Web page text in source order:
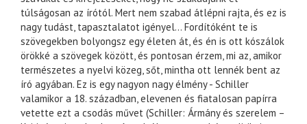
túlságosan az írótól. Mert nem szabad átlépni rajta, és ez is
nagy tudást, tapasztalatot igényel… Fordítóként te is
szövegekben bolyongsz egy életen át, és én is ott kószálok
örökké a szövegek között, és pontosan érzem, mi az, amikor
természetes a nyelvi közeg, sőt, mintha ott lennék bent az
író agyában. Ez is egy nagyon nagy élmény - Schiller
valamikor a 18. században, elevenen és fiatalosan papírra
vetette ezt a csodás művet (Schiller: Ármány és szerelem –